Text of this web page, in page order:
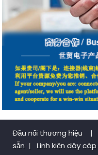
Đầu nối thương hiệu |
sẵn | Linh kiện dây cáp